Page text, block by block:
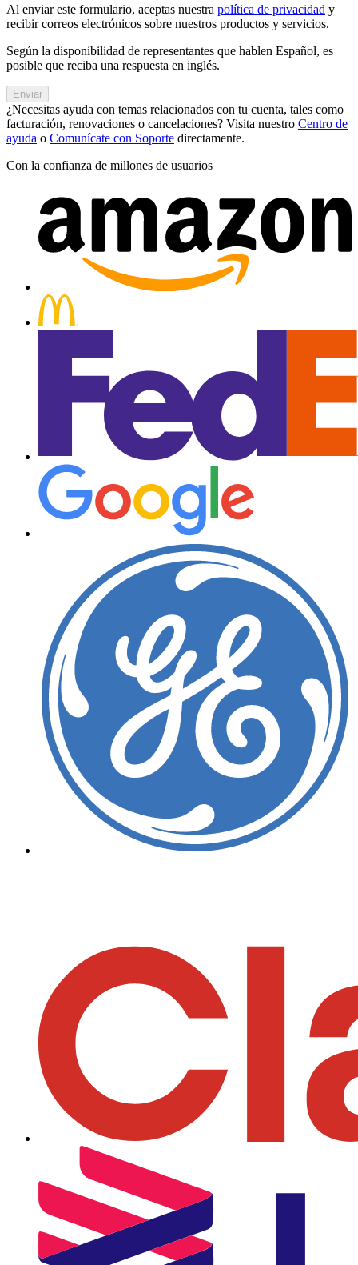
Al enviar este formulario, aceptas nuestra política de privacidad y
recibir correos electrónicos sobre nuestros productos y servicios.
Según la disponibilidad de representantes que hablen Español, es
posible que reciba una respuesta en inglés.
Enviar
¿Necesitas ayuda con temas relacionados con tu cuenta, tales como
facturación, renovaciones o cancelaciones? Visita nuestro Centro de
ayuda o Comunícate con Soporte directamente.
Con la confianza de millones de usuarios